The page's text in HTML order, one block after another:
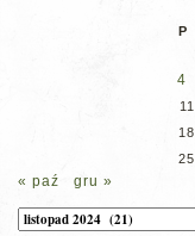
P
4
11
18
25
« paź
gru »
Archiwum